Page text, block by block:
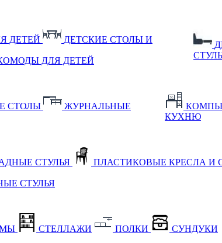
ДЕТЕЙ ДЕТСКИЕ СТОЛЫ И
ДЛЯ ДЕТЕЙ
СТОЛЫ
ЖУРНАЛЬНЫЕ
КУХНЮ
СТУЛЬЯ ПЛАСТИКОВЫЕ КРЕСЛА И
СТУЛЬЯ
СТЕЛЛАЖИ ПОЛКИ СУНДУКИ